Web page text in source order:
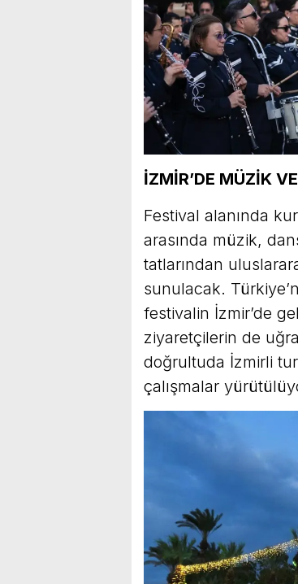
İZMİR’DE MÜZİK
Festival alanında
arasında müzik,
tatlarından
sunulacak.
festivalin İzmir’de
ziyaretçilerin de
doğrultuda İzmirli
çalışmalar